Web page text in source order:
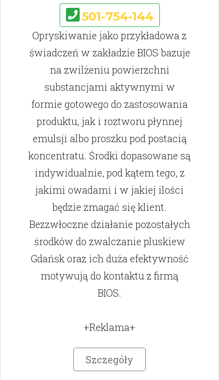
501-754-144
Opryskiwanie jako przykładowa z
świadczeń w zakładzie BIOS bazuje
na zwilżeniu powierzchni
substancjami aktywnymi w
formie gotowego do zastosowania
produktu, jak i roztworu płynnej
emulsji albo proszku pod postacią
koncentratu. Środki dopasowane są
indywidualnie, pod kątem tego, z
jakimi owadami i w jakiej ilości
będzie zmagać się klient.
Bezzwłoczne działanie pozostałych
środków do zwalczanie pluskiew
Gdańsk oraz ich duża efektywność
motywują do kontaktu z firmą
BIOS.
+Reklama+
Szczegóły